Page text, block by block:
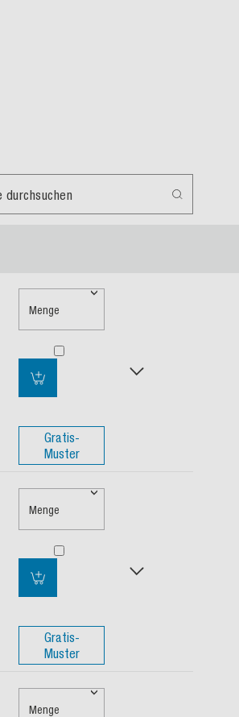
Menge
Gratis-
Muster
Menge
Gratis-
Muster
Menge